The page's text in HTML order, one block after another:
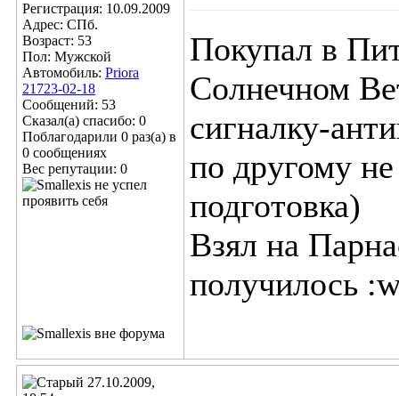
Регистрация: 10.09.2009
Адрес: СПб.
Возраст: 53
Пол: Мужской
Автомобиль: Priora
21723-02-18
Сообщений: 53
Сказал(а) спасибо: 0
Поблагодарили 0 раз(а) в
0 сообщениях
Вес репутации: 0
Покупал в
Солнечном
сигналку-
по другому
подготовка)
Взял на
получилось
27.10.2009,